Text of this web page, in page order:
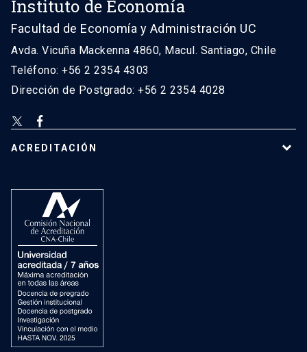
Instituto de Economía
Facultad de Economía y Administración UC
Avda. Vicuña Mackenna 4860, Macul. Santiago, Chile
Teléfono: +56 2 2354 4303
Dirección de Postgrado: +56 2 2354 4028
ACREDITACIÓN